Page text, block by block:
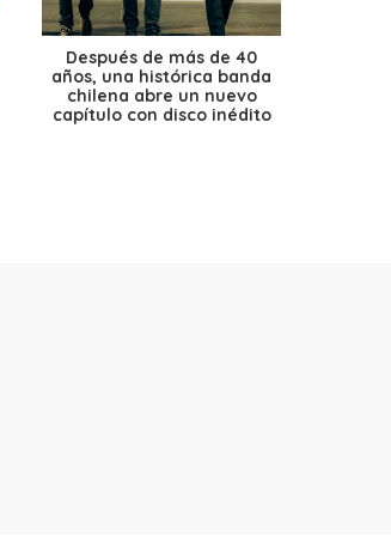
Después de más de 40
años, una histórica banda
chilena abre un nuevo
capítulo con disco inédito